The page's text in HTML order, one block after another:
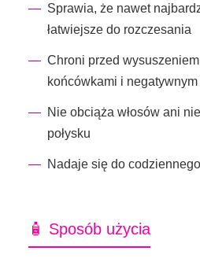
Sprawia, że ​​nawet
łatwiejsze do rozczesania
Chroni przed
końcówkami i
Nie obciąża włosów ani
połysku
Nadaje się do
🧴 Sposób użycia